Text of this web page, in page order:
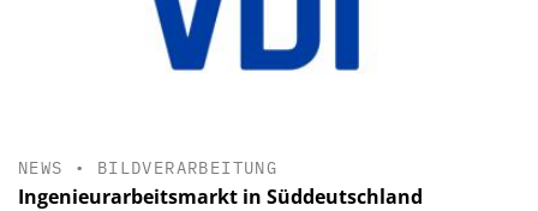
NEWS • BILDVERARBEITUNG
Ingenieurarbeitsmarkt in Süddeutschland